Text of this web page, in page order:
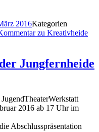
2016Kategorien
zu Kreativheide
Jungfernheide
2016 ab 17 Uhr im
Abschlusspräsentation